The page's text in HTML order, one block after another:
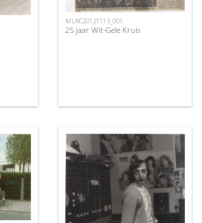
MLRC20121113_001
25 jaar Wit-Gele Kruis